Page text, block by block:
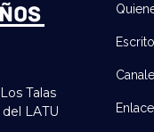
Talas
LATU